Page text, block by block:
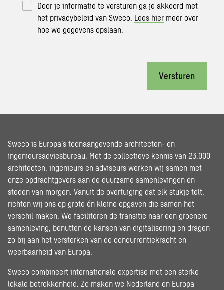
Door je informatie te versturen ga je akkoord met
het privacybeleid van Sweco. Lees hier meer over
hoe we gegevens opslaan.
Versturen
Sweco is Europa’s toonaangevende architecten- en
ingenieursadviesbureau. Met de collectieve kennis van 23.000
architecten, ingenieurs en adviseurs werken wij samen met
onze opdrachtgevers aan de duurzame samenlevingen en
steden van morgen. Vanuit de overtuiging dat elk stukje telt,
richten wij ons op grote én kleine opgaven die samen het
verschil maken. We faciliteren de transitie naar een groenere
samenleving, benutten de kansen van digitalisering en dragen
zo bij aan het versterken van de concurrentiekracht en
weerbaarheid van Europa.
Sweco combineert internationale expertise met een sterke
lokale betrokkenheid. Zo maken we Nederland en Europa